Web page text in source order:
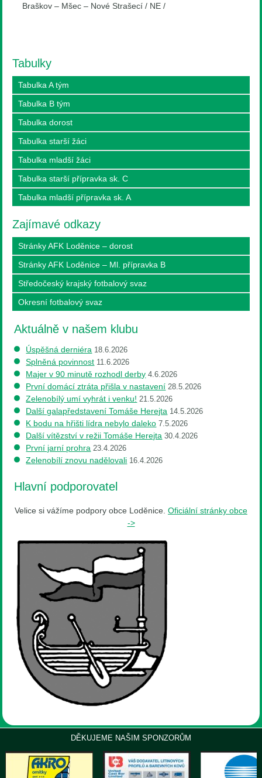
Braškov – Mšec – Nové Strašecí / NE /
Tabulky
Tabulka A tým
Tabulka B tým
Tabulka dorost
Tabulka starší žáci
Tabulka mladší žáci
Tabulka starší přípravka sk. C
Tabulka mladší přípravka sk. A
Zajímavé odkazy
Stránky AFK Loděnice – dorost
Stránky AFK Loděnice – Ml. přípravka B
Středočeský krajský fotbalový svaz
Okresní fotbalový svaz
Aktuálně v našem klubu
Úspěšná derniéra 18.6.2026
Splněná povinnost 11.6.2026
Majer v 90 minutě rozhodl derby 4.6.2026
První domácí ztráta přišla v nastavení 28.5.2026
Zelenobílý umí vyhrát i venku! 21.5.2026
Další galapředstavení Tomáše Herejta 14.5.2026
K bodu na hřišti lídra nebylo daleko 7.5.2026
Další vítězství v režii Tomáše Herejta 30.4.2026
První jarní prohra 23.4.2026
Zelenobílí znovu nadělovali 16.4.2026
Hlavní podporovatel
Velice si vážíme podpory obce Loděnice. Oficiální stránky obce
->
DĚKUJEME NAŠIM SPONZORŮM